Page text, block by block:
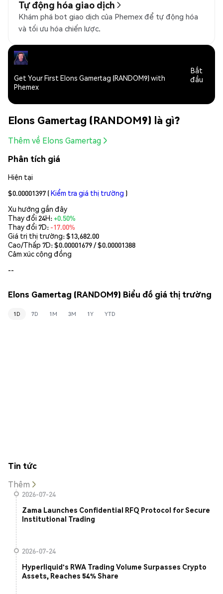
Tự động hóa giao dịch
Khám phá bot giao dịch của Phemex để tự động hóa
và tối ưu hóa chiến lược.
Get Your First Elons Gamertag (RANDOM9) with
Phemex
Bắt
đầu
Elons Gamertag (RANDOM9) là gì?
Thêm về Elons Gamertag
Phân tích giá
Hiện tại
$0.00001397 (Kiểm tra giá thị trường )
Xu hướng gần đây
Thay đổi 24H:+0.50%
Thay đổi 7D: -17.00%
Giá trị thị trường:$13,682.00
Cao/Thấp 7D: $0.00001679/ $0.00001388
Cảm xúc cộng đồng
--
Elons Gamertag (RANDOM9) Biểu đồ giá thị trường
1D 7D 1M 3M 1Y YTD
Tin tức
Thêm
2026-07-24
Zama Launches Confidential RFQ Protocol for Secure
Institutional Trading
2026-07-24
Hyperliquid's RWA Trading Volume Surpasses Crypto
Assets, Reaches 54% Share